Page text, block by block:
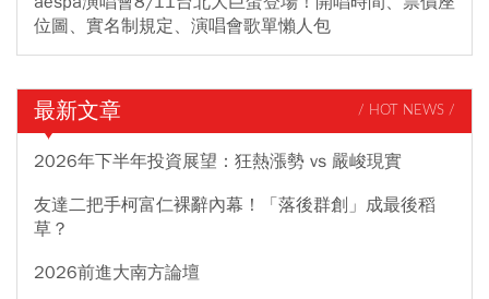
位圖、實名制規定、演唱會歌單懶人包
最新文章 / HOT NEWS /
2026年下半年投資展望：狂熱漲勢 vs 嚴峻現實
友達二把手柯富仁裸辭內幕！「落後群創」成最後稻
草？
2026前進大南方論壇